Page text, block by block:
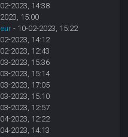
2023, 14:38
15:00
- 10-02-2023, 15:22
2023, 14:12
2023, 12:43
2023, 15:36
2023, 15:14
2023, 17:05
2023, 15:10
2023, 12:57
2023, 12:22
2023, 14:13